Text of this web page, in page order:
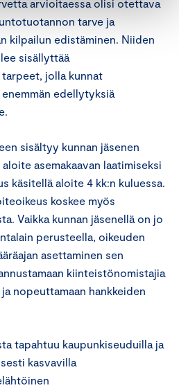
arvioitaessa olisi otettava
tarve ja
kilpailun edistäminen. Niiden
sisällyttää
jolla kunnat
edellytyksiä
sisältyy kunnan jäsenen
asemakaavan laatimiseksi
käsitellä aloite 4 kk:n kuluessa.
koskee myös
Vaikka kunnan jäsenellä on jo
perusteella, oikeuden
asettaminen sen
kiinteistönomistajia
nopeuttamaan hankkeiden
tapahtuu kaupunkiseuduilla ja
kasvavilla